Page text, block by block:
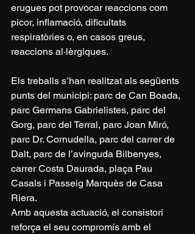
erugues pot provocar reaccions com
picor, inflamació, dificultats
respiratòries o, en casos greus,
reaccions al·lèrgiques.
Els treballs s’han realitzat als següents
punts del municipi: parc de Can Boada,
parc Germans Gabrielistes, parc del
Gorg, parc del Terral, parc Joan Miró,
parc Dr. Cornudella, parc del carrer de
Dalt, parc de l’avinguda Bilbenyes,
carrer Costa Daurada, plaça Pau
Casals i Passeig Marquès de Casa
Riera.
Amb aquesta actuació, el consistori
reforça el seu compromís amb el